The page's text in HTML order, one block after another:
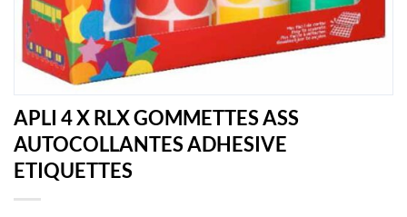
APLI 4 X RLX GOMMETTES ASS
AUTOCOLLANTES ADHESIVE
ETIQUETTES